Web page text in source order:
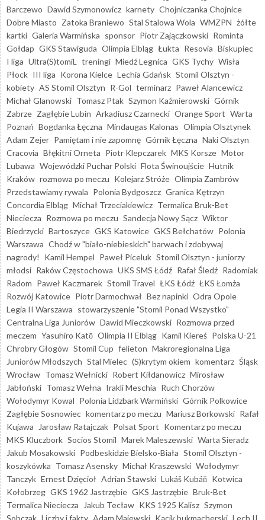
Barczewo Dawid Szymonowicz karnety Chojniczanka Chojnice
Dobre Miasto Zatoka Braniewo Stal Stalowa Wola WMZPN żółte
kartki Galeria Warmińska sponsor Piotr Zajączkowski Rominta
Gołdap GKS Stawiguda Olimpia Elbląg Łukta Resovia Biskupiec
I liga Ultra(S)tomiL treningi Miedź Legnica GKS Tychy Wisła
Płock III liga Korona Kielce Lechia Gdańsk Stomil Olsztyn -
kobiety AS Stomil Olsztyn R-Gol terminarz Paweł Alancewicz
Michał Glanowski Tomasz Ptak Szymon Kaźmierowski Górnik
Zabrze Zagłębie Lubin Arkadiusz Czarnecki Orange Sport Warta
Poznań Bogdanka Łęczna Mindaugas Kalonas Olimpia Olsztynek
Adam Zejer Pamiętam i nie zapomnę Górnik Łęczna Naki Olsztyn
Cracovia Błękitni Orneta Piotr Klepczarek MKS Korsze Motor
Lubawa Wojewódzki Puchar Polski Flota Świnoujście Hutnik
Kraków rozmowa po meczu Kolejarz Stróże Olimpia Zambrów
Przedstawiamy rywala Polonia Bydgoszcz Granica Kętrzyn
Concordia Elbląg Michał Trzeciakiewicz Termalica Bruk-Bet
Nieciecza Rozmowa po meczu Sandecja Nowy Sącz Wiktor
Biedrzycki Bartoszyce GKS Katowice GKS Bełchatów Polonia
Warszawa Chodź w "biało-niebieskich" barwach i zdobywaj
nagrody!
Kamil Hempel Paweł Piceluk Stomil Olsztyn - juniorzy
młodsi Raków Częstochowa UKS SMS Łódź Rafał Śledź Radomiak
Radom Paweł Kaczmarek Stomil Travel ŁKS Łódź ŁKS Łomża
Rozwój Katowice Piotr Darmochwał Bez napinki Odra Opole
Legia II Warszawa stowarzyszenie "Stomil Ponad Wszystko"
Centralna Liga Juniorów Dawid Mieczkowski Rozmowa przed
meczem Yasuhiro Katō Olimpia II Elbląg Kamil Kiereś Polska U-21
Chrobry Głogów Stomil Cup felieton Makroregionalna Liga
Juniorów Młodszych Stal Mielec (S)krytym okiem komentarz Śląsk
Wrocław Tomasz Wełnicki Robert Kiłdanowicz Mirosław
Jabłoński Tomasz Wełna Irakli Meschia Ruch Chorzów
Wołodymyr Kowal Polonia Lidzbark Warmiński Górnik Polkowice
Zagłębie Sosnowiec komentarz po meczu Mariusz Borkowski Rafał
Kujawa
Jarosław Ratajczak Polsat Sport Komentarz po meczu
MKS Kluczbork Socios Stomil Marek Maleszewski Warta Sieradz
Jakub Mosakowski Podbeskidzie Bielsko-Biała Stomil Olsztyn -
koszykówka Tomasz Asensky Michał Kraszewski Wołodymyr
Tanczyk Ernest Dzięcioł Adrian Stawski Lukáš Kubáň Kotwica
Kołobrzeg GKS 1962 Jastrzębie GKS Jastrzębie Bruk-Bet
Termalica Nieciecza
Jakub Tecław KKS 1925 Kalisz Szymon
Sobczak Liczby i fakty Adam Majewski Kącik bukmacherski Lech II